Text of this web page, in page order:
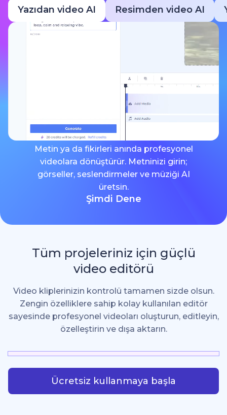
Yazıdan video AI Resimden video AI
Metin ya da fikirleri anında profesyonel
videolara dönüştürür. Metninizi girin;
görseller, seslendirmeler ve müziği AI
üretsin.
Şimdi Dene
Tüm projeleriniz için güçlü
video editörü
Video kliplerinizin kontrolü tamamen sizde olsun.
Zengin özelliklere sahip kolay kullanılan editör
sayesinde profesyonel videoları oluşturun, editleyin,
özelleştirin ve dışa aktarın.
Ücretsiz kullanmaya başla